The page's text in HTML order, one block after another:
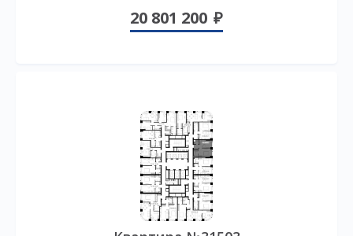
20 801 200